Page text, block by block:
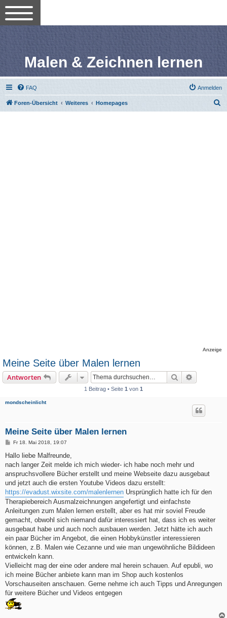
Malen & Zeichnen lernen
FAQ Anmelden
Foren-Übersicht Weiteres Homepages
Anzeige
Meine Seite über Malen lernen
Antworten Suche
1 Beitrag • Seite 1 von 1
mondscheinlicht
Meine Seite über Malen lernen
B
i
r
a
Fr 18. Mai 2018, 19:07
Hallo liebe Malfreunde,
nach langer Zeit melde ich mich wieder- ich habe noch mehr und
anspruchsvollere Bücher erstellt und meine Webseite dazu ausgebaut
und jetzt auch die ersten Youtube Videos dazu erstellt:
https://evadust.wixsite.com/malenlernen Ursprünglich hatte ich für den
Therapiebereich Ausmalzeichnungen angefertigt und einfachste
Anleitungen zum Malen lernen erstellt, aber es hat mir soviel Freude
gemacht, obwohl sich niemand dafür interessiert hat, dass ich es weiter
ausgebaut habe und auch noch ausbauen werden. Jetzt hätte ich auch
ein paar Bücher im Angebot, die einen Hobbykünstler interessieren
können, z.B. Malen wie Cezanne und wie man ungewöhnliche Bildideen
entwickeln kann.
Vielleicht mag der eine oder andere mal herein schauen. Auf epubli, wo
ich meine Bücher anbiete kann man im Shop auch kostenlos
Vorschauseiten anschauen. Gerne nehme ich auch Tipps und Anregungen
für weitere Bücher und Videos entgegen